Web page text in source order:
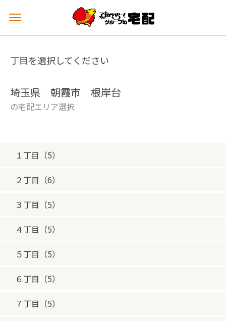
メ
ュ
を
丁目を選択してください
埼玉県 朝霞市 根岸台
の宅配エリア選択
１丁目（5）
２丁目（6）
３丁目（5）
４丁目（5）
５丁目（5）
６丁目（5）
７丁目（5）